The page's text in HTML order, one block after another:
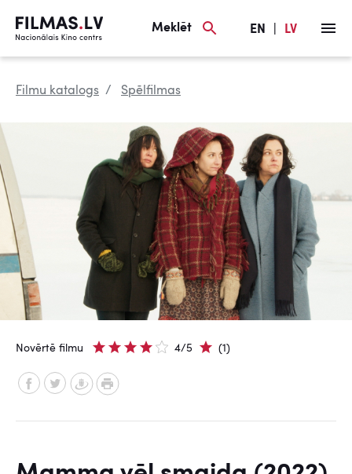
Meklēt EN LV
Filmu katalogs Spēlfilmas
Novērtē filmu 4/5 (1)